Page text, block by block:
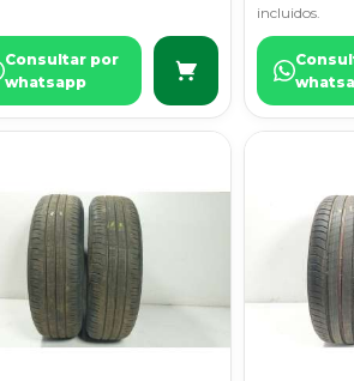
Consultar por
whatsapp
incluidos.